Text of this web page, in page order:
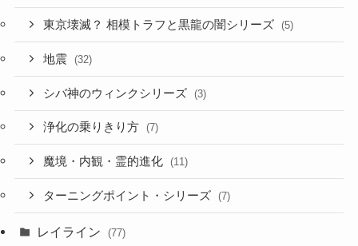
東京壊滅？ 相模トラフと黒龍の闇シリーズ (5)
地震 (32)
シバ神のウィンクシリーズ (3)
浄化の乗りきり方 (7)
魔境・内観・霊的進化 (11)
ターニングポイント・シリーズ (7)
レイライン (77)